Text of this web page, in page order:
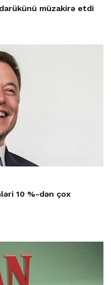
müzakirə etdi
10 %-dən çox